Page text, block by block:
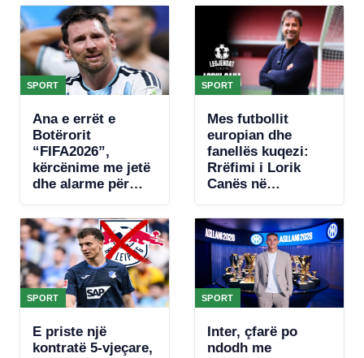
SPORT
Ana e errët e
Botërorit
“FIFA2026”,
kërcënime me jetë
dhe alarme për
plani për të vrarë
Leo Messin
SPORT
Mes futbollit
europian dhe
fanellës kuqezi:
Rrëfimi i Lorik
Canës në
SPORT
E priste një
kontratë 5-vjeçare,
SPORT
Inter, çfarë po
ndodh me